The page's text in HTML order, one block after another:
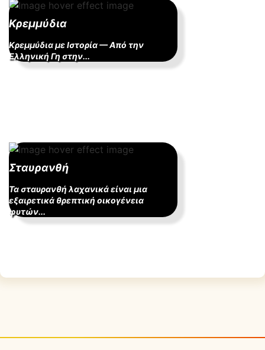
Κρεμμύδια
Κρεμμύδια με Ιστορία — Από την
Ελληνική Γη στην...
Σταυρανθή
Τα σταυρανθή λαχανικά είναι μια
εξαιρετικά θρεπτική οικογένεια
φυτών...